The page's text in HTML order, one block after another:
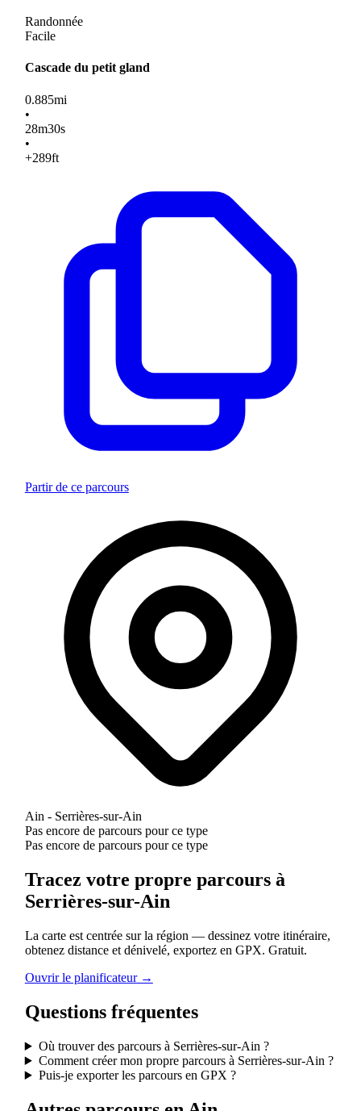
Randonnée
Facile
Cascade du petit gland
0.885mi
•
28m30s
•
+289ft
Partir de ce parcours
Ain - Serrières-sur-Ain
Pas encore de parcours pour ce type
Pas encore de parcours pour ce type
Tracez votre propre parcours à
Serrières-sur-Ain
La carte est centrée sur la région — dessinez votre itinéraire,
obtenez distance et dénivelé, exportez en GPX. Gratuit.
Ouvrir le planificateur →
Questions fréquentes
Où trouver des parcours à Serrières-sur-Ain ?
Comment créer mon propre parcours à Serrières-sur-Ain ?
Puis-je exporter les parcours en GPX ?